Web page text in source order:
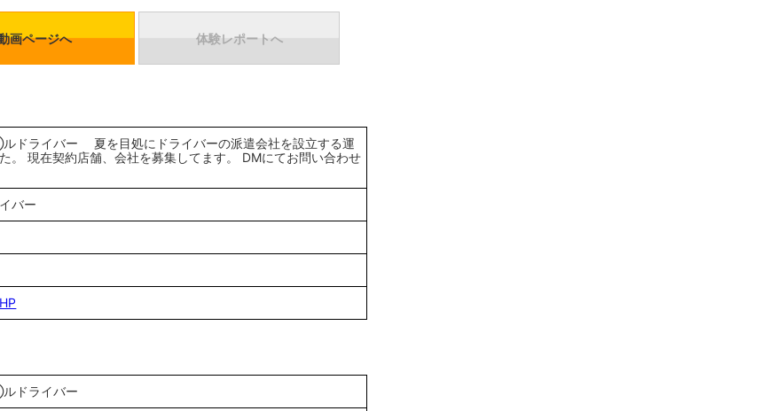
画ページへ 体験レポートへ
ドライバー 夏を目処にドライバーの派遣会社を設立する運
。 現在契約店舗、会社を募集してます。 DMにてお問い合わせ
バー
ドライバー